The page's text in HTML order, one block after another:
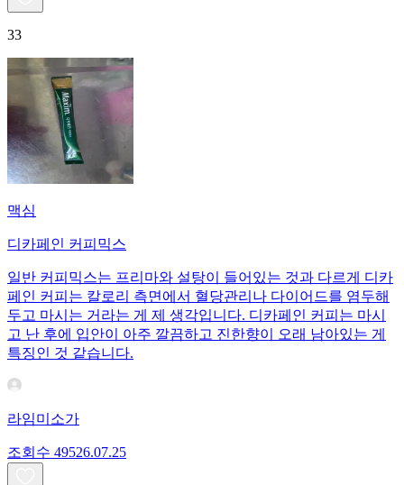
33
맥심
디카페인 커피믹스
일반 커피믹스는 프리마와 설탕이 들어있는 것과 다르게 디카
페인 커피는 칼로리 측면에서 혈당관리나 다이어드를 염두해
두고 마시는 거라는 게 제 생각입니다. 디카페인 커피는 마시
고 난 후에 입안이 아주 깔끔하고 진한향이 오래 남아있는 게
특징인 것 같습니다.
라임미소가
조회수 49526.07.25